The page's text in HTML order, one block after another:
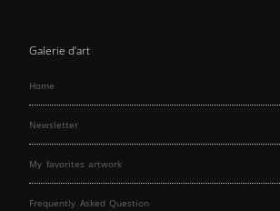
Galerie d’art
Home
Newsletter
My favorites artwork
Frequently Asked Question